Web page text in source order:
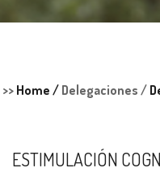
>> Home / Delegaciones /
ESTIMULACIÓN